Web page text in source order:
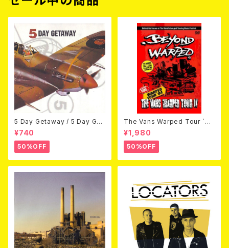
5 Day Getaway / 5 Day Get
away (CDEP)
¥740
50%OFF
The Vans Warped Tour `04
Beyond Warped (国内盤DV
D)
¥1,980
50%OFF